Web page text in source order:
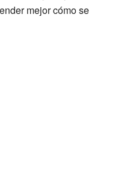
mejor cómo se